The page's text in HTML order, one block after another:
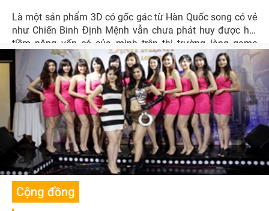
Là một sản phẩm 3D có gốc gác từ Hàn Quốc song có vẻ
như Chiến Binh Định Mệnh vẫn chưa phát huy được hết
tiềm năng vốn có của mình trên thị trường làng game
Cộng đồng